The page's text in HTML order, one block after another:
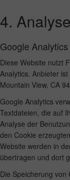
4.
Google Analytics
Diese Website nutzt
Analytics. Anbieter
Mountain View, CA
Google Analytics
Textdateien, die auf
Analyse der
den Cookie
Website werden in
übertragen und dort
Die Speicherung von